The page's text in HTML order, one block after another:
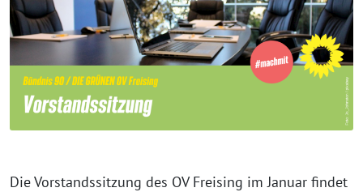
Die Vor­stands­sit­zung des OV Frei­sing im Janu­ar fin­det